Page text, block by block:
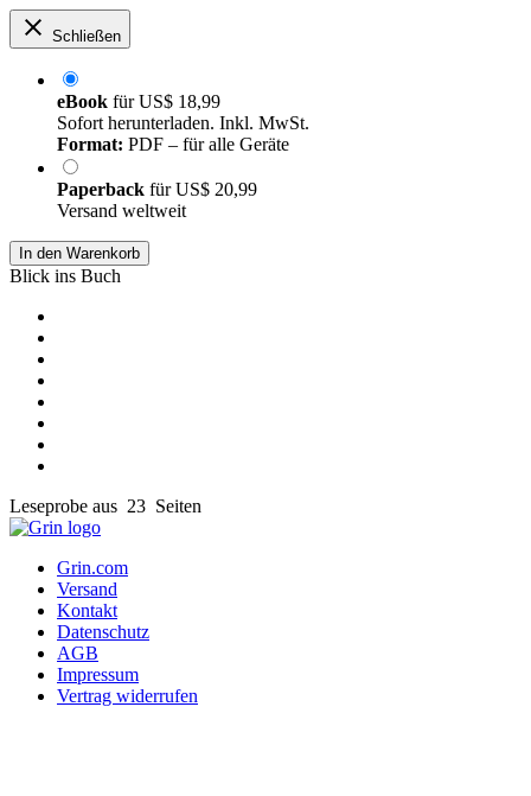
Schließen
eBook fürUS$ 18,99
Sofort herunterladen. Inkl. MwSt.
Format: PDF – für alle Geräte
Paperback fürUS$ 20,99
Versand weltweit
In den Warenkorb
Blick ins Buch
Leseprobe aus 23 Seiten